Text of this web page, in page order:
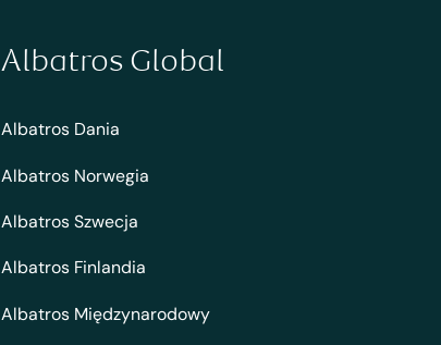
Albatros Global
Albatros Dania
Albatros Norwegia
Albatros Szwecja
Albatros Finlandia
Albatros Międzynarodowy